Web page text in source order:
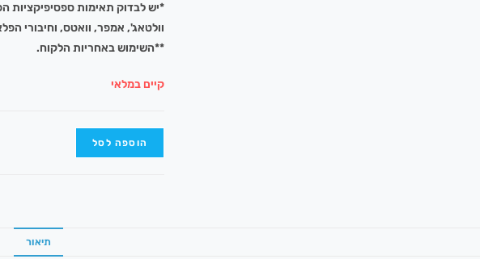
*יש לבדוק תאימות ספסיפיקציות
וולטאג', אמפר, וואטס, וחיבורי
**השימוש באחריות הלקוח.
קיים במלאי
הוספה לסל
תיאור